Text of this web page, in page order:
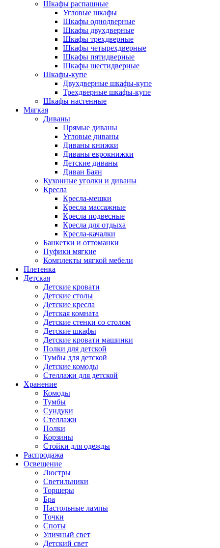
Шкафы распашные
Угловые шкафы
Шкафы однодверные
Шкафы двухдверные
Шкафы трехдверные
Шкафы четырехдверные
Шкафы пятидверные
Шкафы шестидверные
Шкафы-купе
Двухдверные шкафы-купе
Трехдверные шкафы-купе
Шкафы настенные
Мягкая
Диваны
Прямые диваны
Угловые диваны
Диваны книжки
Диваны еврокнижки
Детские диваны
Диван Баян
Кухонные уголки и диваны
Кресла
Кресла-мешки
Кресла массажные
Кресла подвесные
Кресла для отдыха
Кресла-качалки
Банкетки и оттоманки
Пуфики мягкие
Комплекты мягкой мебели
Плетенка
Детская
Детские кровати
Детские столы
Детские кресла
Детская комната
Детские стенки со столом
Детские шкафы
Детские кровати машинки
Полки для детской
Тумбы для детской
Детские комоды
Стеллажи для детской
Хранение
Комоды
Тумбы
Сундуки
Стеллажи
Полки
Корзины
Стойки для одежды
Распродажа
Освещение
Люстры
Светильники
Торшеры
Бра
Настольные лампы
Точки
Споты
Уличный свет
Детский свет